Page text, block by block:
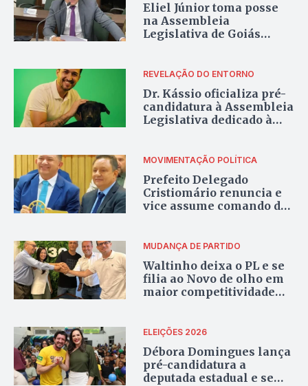
Eliel Júnior toma posse
na Assembleia
Legislativa de Goiás
REVELAÇÃO DO ENTORNO
Dr. Kássio oficializa pré-
candidatura à Assembleia
Legislativa dedicado à
MOVIMENTAÇÃO POLÍTICA
Prefeito Delegado
Cristiomário renuncia e
vice assume comando da
MUDANÇA DE PARTIDO
Waltinho deixa o PL e se
filia ao Novo de olho em
maior competitividade
ELEIÇÕES 2026
Débora Domingues lança
pré-candidatura a
deputada estadual e se